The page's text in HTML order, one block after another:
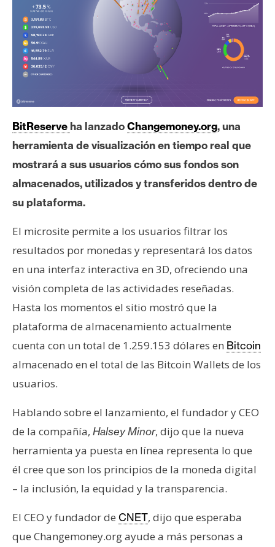
B
i
t
c
o
E
e
r
u
m
I
A
A
n
á
i
s
s
o
t
BitReserveha lanzadoChangemoney.org, una
herramienta de visualización en tiempo real que
mostrará a sus usuarios cómo sus fondos son
almacenados, utilizados y transferidos dentro de
su plataforma.
El microsite permite a los usuarios filtrar los
resultados por monedas y representará los datos
en una interfaz interactiva en 3D, ofreciendo una
visión completa de las actividades reseñadas.
Hasta los momentos el sitio mostró que la
plataforma de almacenamiento actualmente
cuenta con un total de 1.259.153 dólares en Bitcoin
almacenado en el total de las Bitcoin Wallets de los
usuarios.
Hablando sobre el lanzamiento, el fundador y CEO
de la compañía, Halsey Minor, dijo que la nueva
herramienta ya puesta en línea representa lo que
él cree que son los principios de la moneda digital
– la inclusión, la equidad y la transparencia.
El CEO y fundador de CNET, dijo que esperaba
que Changemoney.org ayude a más personas a